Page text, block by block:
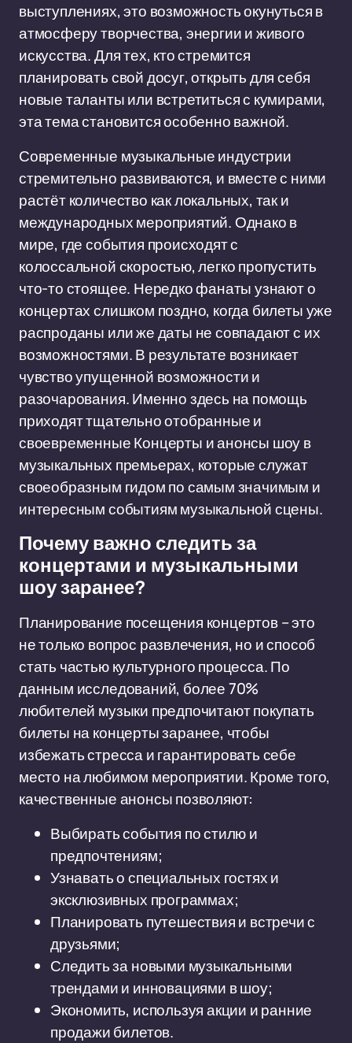
выступлениях, это возможность окунуться в
атмосферу творчества, энергии и живого
искусства. Для тех, кто стремится
планировать свой досуг, открыть для себя
новые таланты или встретиться с кумирами,
эта тема становится особенно важной.
Современные музыкальные индустрии
стремительно развиваются, и вместе с ними
растёт количество как локальных, так и
международных мероприятий. Однако в
мире, где события происходят с
колоссальной скоростью, легко пропустить
что-то стоящее. Нередко фанаты узнают о
концертах слишком поздно, когда билеты уже
распроданы или же даты не совпадают с их
возможностями. В результате возникает
чувство упущенной возможности и
разочарования. Именно здесь на помощь
приходят тщательно отобранные и
своевременные Концерты и анонсы шоу в
музыкальных премьерах, которые служат
своеобразным гидом по самым значимым и
интересным событиям музыкальной сцены.
Почему важно следить за
концертами и музыкальными
шоу заранее?
Планирование посещения концертов – это
не только вопрос развлечения, но и способ
стать частью культурного процесса. По
данным исследований, более 70%
любителей музыки предпочитают покупать
билеты на концерты заранее, чтобы
избежать стресса и гарантировать себе
место на любимом мероприятии. Кроме того,
качественные анонсы позволяют:
Выбирать события по стилю и
предпочтениям;
Узнавать о специальных гостях и
эксклюзивных программах;
Планировать путешествия и встречи с
друзьями;
Следить за новыми музыкальными
трендами и инновациями в шоу;
Экономить, используя акции и ранние
продажи билетов.